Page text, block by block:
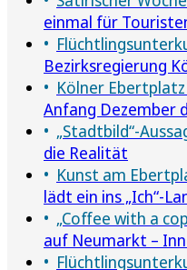
einmal für
Bezirksregierung
Kölner Ebertplatz
Anfang Dezember
„Stadtbild“-
die Realität
Kunst am
lädt ein ins „Ich“-
„Coffee with a
auf Neumarkt –